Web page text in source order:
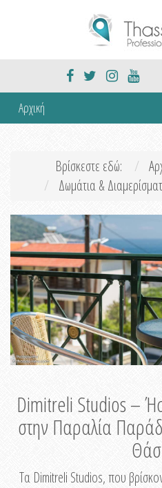
Αρχική
Βρίσκεστε εδώ:
Δωμάτια &
Dimitreli Studios –
στην Παραλία
Τα Dimitreli Studios, που